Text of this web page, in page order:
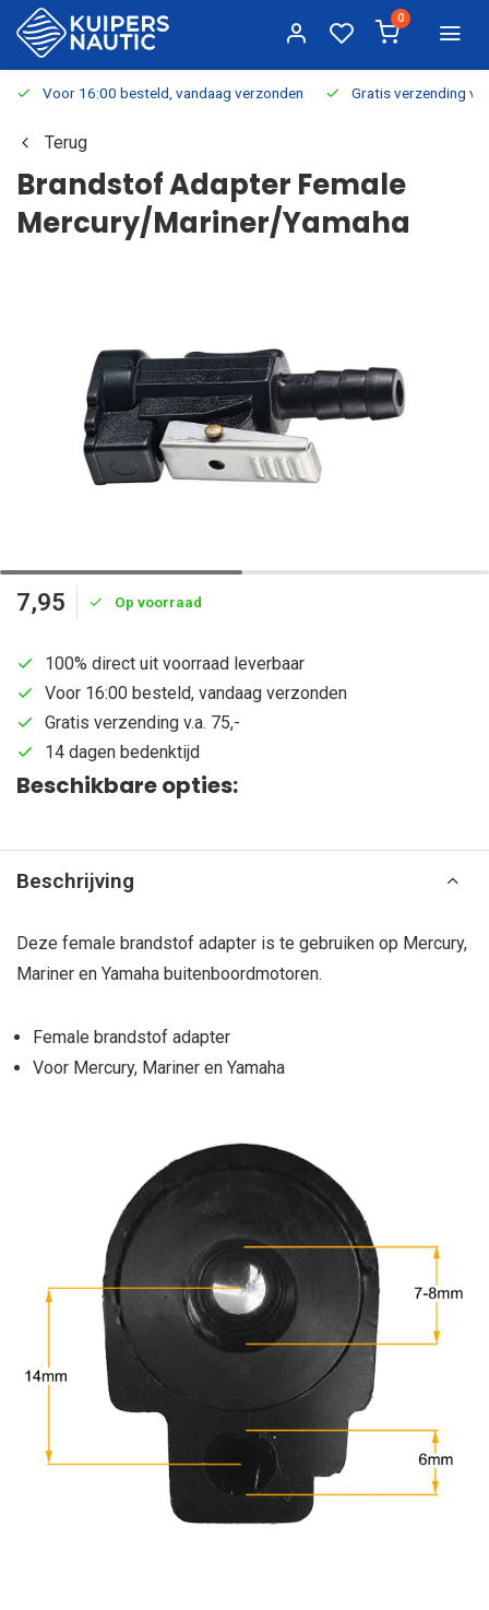
0
Voor 16:00 besteld, vandaag verzonden Gratis verzending
Terug
Brandstof Adapter Female
Mercury/Mariner/Yamaha
7,95 Op voorraad
100% direct uit voorraad leverbaar
Voor 16:00 besteld, vandaag verzonden
Gratis verzending v.a. 75,-
14 dagen bedenktijd
Beschikbare opties:
Beschrijving
Deze female brandstof adapter is te gebruiken op Mercury,
Mariner en Yamaha buitenboordmotoren.
Female brandstof adapter
Voor Mercury, Mariner en Yamaha